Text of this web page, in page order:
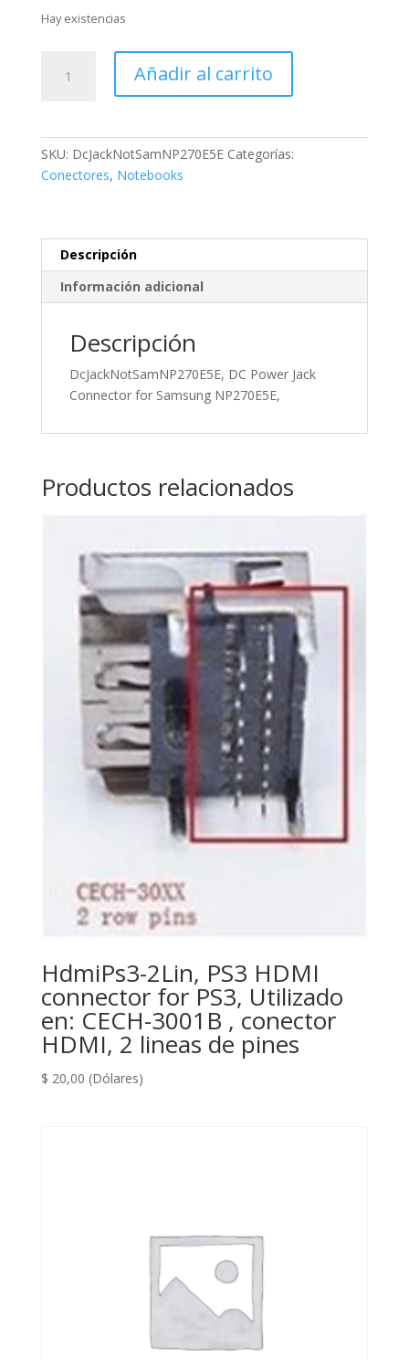
Hay existencias
Añadir al carrito
SKU: DcJackNotSamNP270E5E Categorías:
Conectores, Notebooks
Descripción
Información adicional
Descripción
DcJackNotSamNP270E5E, DC Power Jack
Connector for Samsung NP270E5E,
Productos relacionados
HdmiPs3-2Lin, PS3 HDMI
connector for PS3, Utilizado
en: CECH-3001B , conector
HDMI, 2 lineas de pines
$ 20,00 (Dólares)